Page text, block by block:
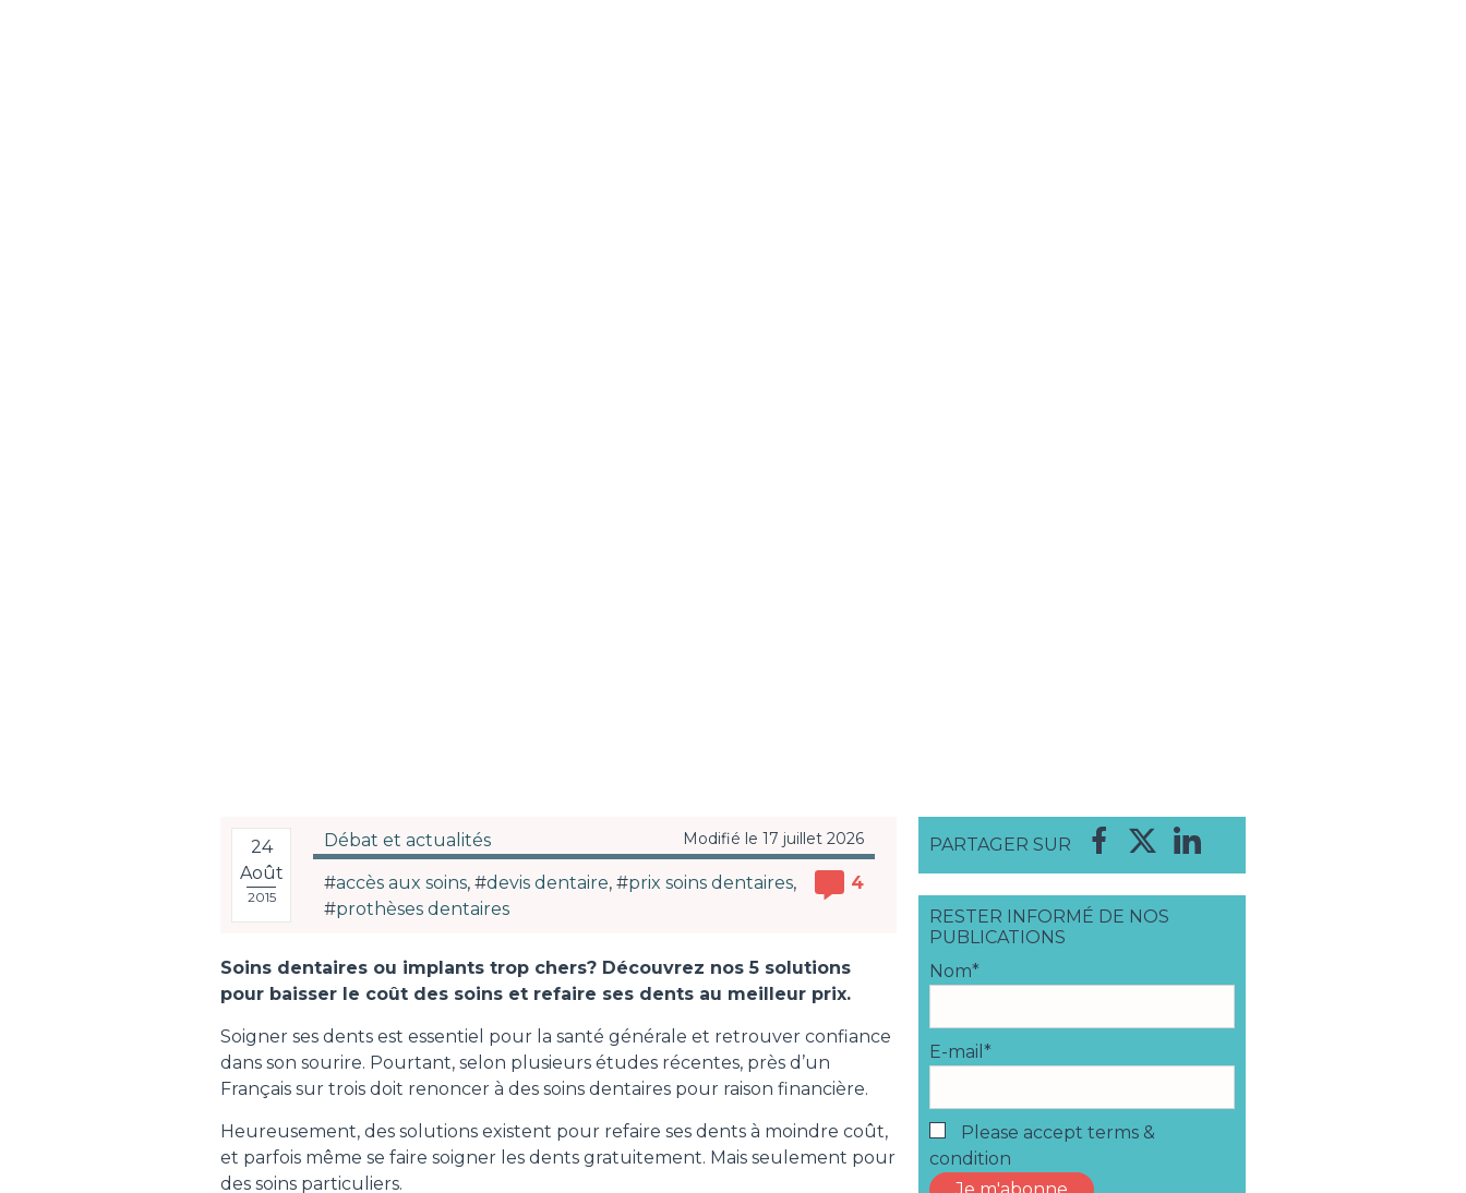
24
Août
2015
Débat et actualités Modifié le 17 juillet 2026
#accès aux soins, #devis dentaire, #prix soins dentaires,
#prothèses dentaires
4
Soins dentaires ou implants trop chers? Découvrez nos 5 solutions
pour baisser le coût des soins et refaire ses dents au meilleur prix.
Soigner ses dents est essentiel pour la santé générale et retrouver confiance
dans son sourire. Pourtant, selon plusieurs études récentes, près d’un
Français sur trois doit renoncer à des soins dentaires pour raison financière.
Heureusement, des solutions existent pour refaire ses dents à moindre coût,
et parfois même se faire soigner les dents gratuitement. Mais seulement pour
des soins particuliers.
PARTAGER SUR
RESTER INFORMÉ DE NOS
PUBLICATIONS
Nom*
E-mail*
Please accept terms &
condition